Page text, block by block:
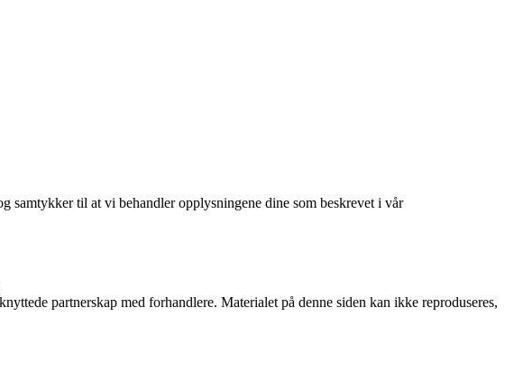
samtykker til at vi behandler opplysningene dine som beskrevet i vår
partnerskap med forhandlere. Materialet på denne siden kan ikke reproduseres,